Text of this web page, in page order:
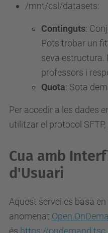
/mnt/csl/datasets:
Continguts:
Pots trobar un
seva estructura.
professors i
Quota: Sota
Per accedir a les dades
utilitzar el protocol
Cua amb
d'Usuari
Aquest servei es basa
anomenat Open
és https://